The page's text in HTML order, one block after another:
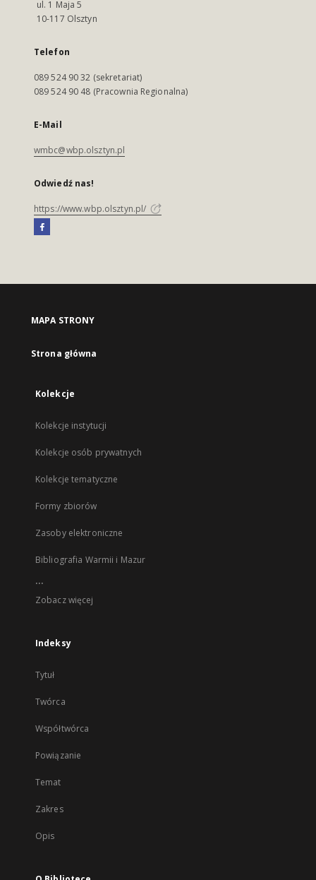
ul. 1 Maja 5
10-117 Olsztyn
Telefon
089 524 90 32 (sekretariat)
089 524 90 48 (Pracownia Regionalna)
E-Mail
wmbc@wbp.olsztyn.pl
Odwiedź nas!
https://www.wbp.olsztyn.pl/
MAPA STRONY
Strona główna
Kolekcje
Kolekcje instytucji
Kolekcje osób prywatnych
Kolekcje tematyczne
Formy zbiorów
Zasoby elektroniczne
Bibliografia Warmii i Mazur
...
Zobacz więcej
Indeksy
Tytuł
Twórca
Współtwórca
Powiązanie
Temat
Zakres
Opis